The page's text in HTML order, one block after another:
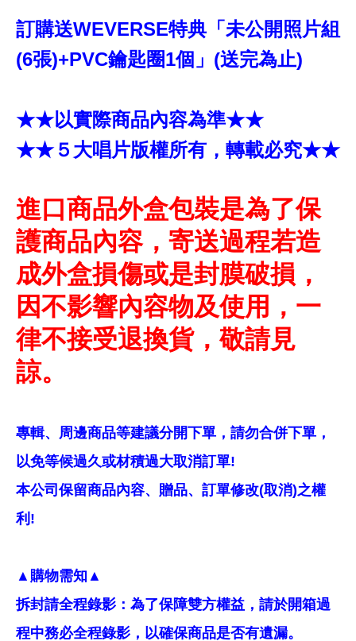
訂購送WEVERSE特典「未公開照片組
(6張)+PVC鑰匙圈1個」(送完為止)
★★以實際商品內容為準★★
★★５大唱片版權所有，轉載必究★★
進口商品外盒包裝是為了保
護商品內容，寄送過程若造
成外盒損傷或是封膜破損，
因不影響內容物及使用，一
律不接受退換貨，敬請見
諒。
專輯、周邊商品等建議分開下單，請勿合併下單，
以免等候過久或材積過大取消訂單!
本公司保留商品內容、贈品、訂單修改(取消)之權
利!
▲購物需知▲
拆封請全程錄影：為了保障雙方權益，請於開箱過
程中務必全程錄影，以確保商品是否有遺漏。